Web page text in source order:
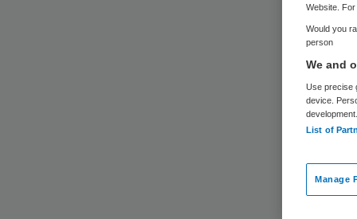
De
Q-
lang
Website.
Would you
person
We and
Use precise
device.
development.
List of
Manage